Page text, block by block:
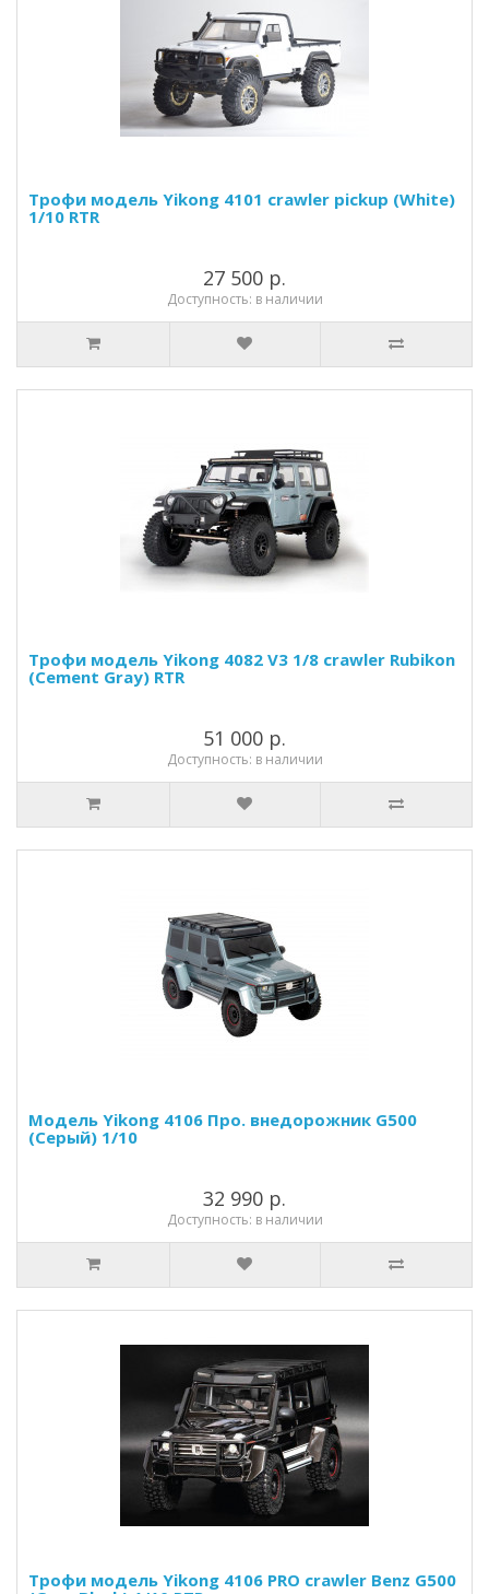
Трофи модель Yikong 4101 crawler pickup (White)
1/10 RTR
27 500 р.
Доступность: в наличии
Трофи модель Yikong 4082 V3 1/8 crawler Rubikon
(Cement Gray) RTR
51 000 р.
Доступность: в наличии
Модель Yikong 4106 Про. внедорожник G500
(Серый) 1/10
32 990 р.
Доступность: в наличии
Трофи модель Yikong 4106 PRO crawler Benz G500